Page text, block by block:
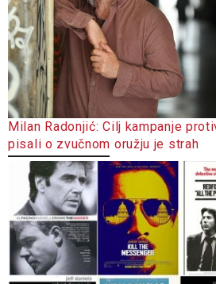
Milan Radonjić: Cilj kampanje
pisali o zvučnom oružju je strah